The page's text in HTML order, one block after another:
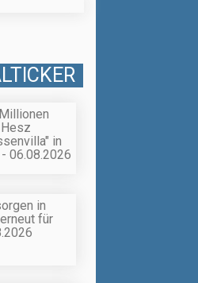
Hesz
in
06.08.2026
in
für